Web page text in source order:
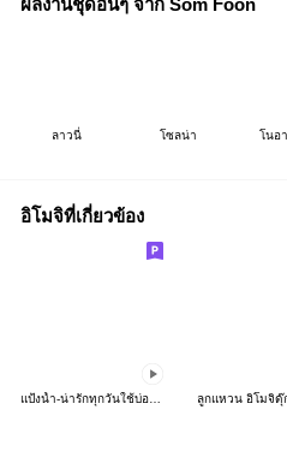
ลาวนี่ โซลน่า โนอ
อิโมจิที่เกี่ยวข้อง
ลูกแหวน อิโมจิดุ๊